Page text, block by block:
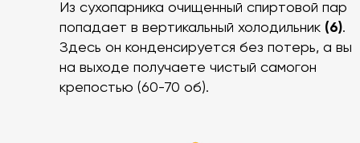
Из сухопарника очищенный спиртовой пар
попадает в вертикальный холодильник (6).
Здесь он конденсируется без потерь, а вы
на выходе получаете чистый самогон
крепостью (60-70 об).